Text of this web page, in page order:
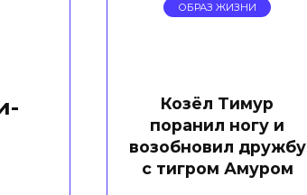
ОБРАЗ ЖИЗНИ
Козёл Тимур
поранил ногу и
возобновил дружбу
с тигром Амуром